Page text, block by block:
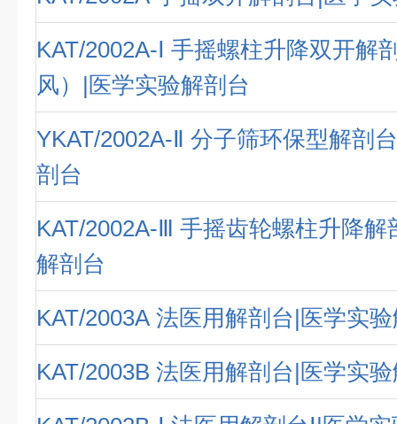
KAT/2002A-Ⅰ 手摇螺柱升降双开解
风）|医学实验解剖台
YKAT/2002A-Ⅱ 分子筛环保型解剖
剖台
KAT/2002A-Ⅲ 手摇齿轮螺柱升降解
解剖台
KAT/2003A 法医用解剖台|医学实
KAT/2003B 法医用解剖台|医学实